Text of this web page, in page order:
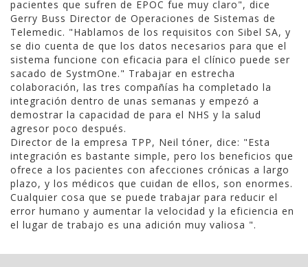
pacientes que sufren de EPOC fue muy claro", dice
Gerry Buss Director de Operaciones de Sistemas de
Telemedic. "Hablamos de los requisitos con Sibel SA, y
se dio cuenta de que los datos necesarios para que el
sistema funcione con eficacia para el clínico puede ser
sacado de SystmOne." Trabajar en estrecha
colaboración, las tres compañías ha completado la
integración dentro de unas semanas y empezó a
demostrar la capacidad de para el NHS y la salud
agresor poco después.
Director de la empresa TPP, Neil tóner, dice: "Esta
integración es bastante simple, pero los beneficios que
ofrece a los pacientes con afecciones crónicas a largo
plazo, y los médicos que cuidan de ellos, son enormes.
Cualquier cosa que se puede trabajar para reducir el
error humano y aumentar la velocidad y la eficiencia en
el lugar de trabajo es una adición muy valiosa ".